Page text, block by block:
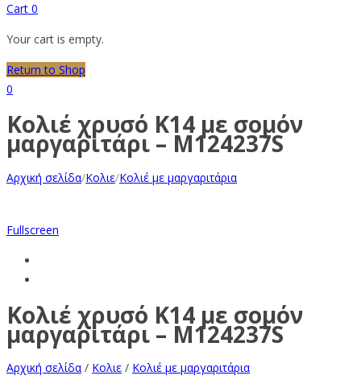
Cart 0
Your cart is empty.
Return to Shop
0
Κολιέ χρυσό Κ14 με σομόν
μαργαριτάρι – M124237S
Αρχική σελίδα/Κολιε/Κολιέ με μαργαριτάρια
Fullscreen
Κολιέ χρυσό Κ14 με σομόν
μαργαριτάρι – M124237S
Αρχική σελίδα / Κολιε / Κολιέ με μαργαριτάρια